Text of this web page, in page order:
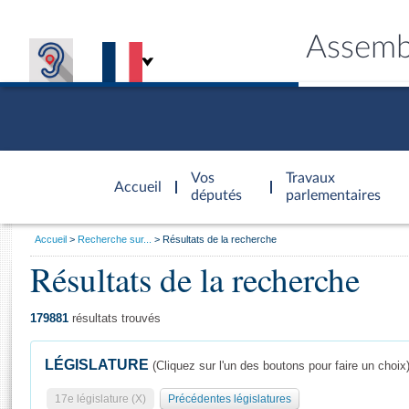
Accueil
d'accueil
Vos
députés
Travaux
parlementaires
Général
Vous
Accueil Recherche sur... Résultats de la recherche
Résultats de la recherche
179881 résultats trouvés
LÉGISLATURE (Cliquez sur l'un des boutons pour faire un choix)
17e législature (X) Précédentes législatures